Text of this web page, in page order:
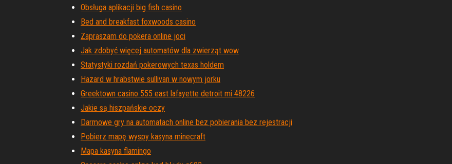
Obsługa aplikacji big fish casino
Bed and breakfast foxwoods casino
Zapraszam do pokera online joci
Jak zdobyć więcej automatów dla zwierząt wow
Statystyki rozdań pokerowych texas holdem
Hazard w hrabstwie sullivan w nowym jorku
Greektown casino 555 east lafayette detroit mi 48226
Jakie są hiszpańskie oczy
Darmowe gry na automatach online bez pobierania bez rejestracji
Pobierz mapę wyspy kasyna minecraft
Mapa kasyna flamingo